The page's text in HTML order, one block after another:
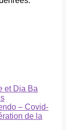
et Dia Ba
– Covid-
de la